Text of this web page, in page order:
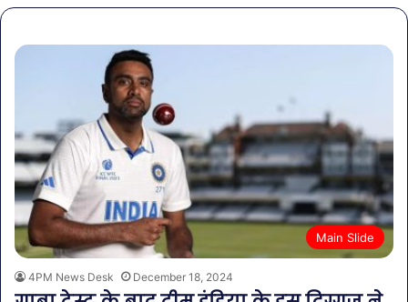
Main Slide
4PM News Desk December 18, 2024